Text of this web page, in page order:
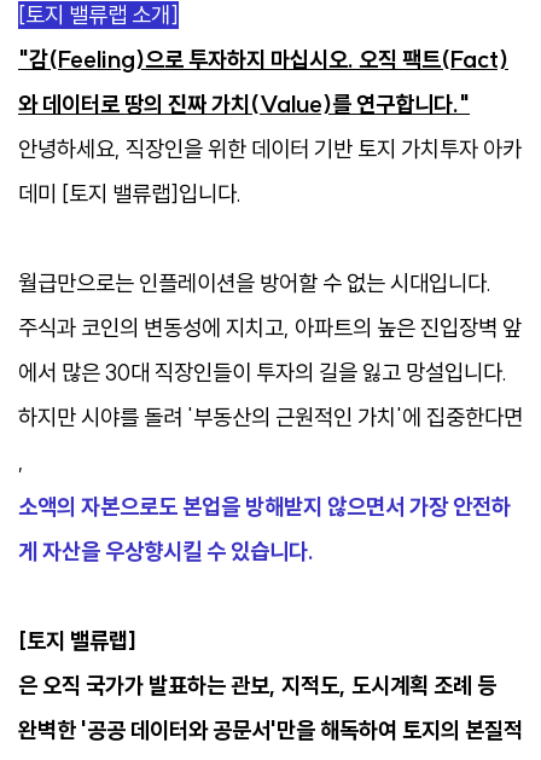
[토지 밸류랩 소개]
"감(Feeling)으로 투자하지 마십시오. 오직 팩트(Fact)
와 데이터로 땅의 진짜 가치(Value)를 연구합니다."
안녕하세요, 직장인을 위한 데이터 기반 토지 가치투자 아카
데미 [토지 밸류랩]입니다.
월급만으로는 인플레이션을 방어할 수 없는 시대입니다.
주식과 코인의 변동성에 지치고, 아파트의 높은 진입장벽 앞
에서 많은 30대 직장인들이 투자의 길을 잃고 망설입니다.
하지만 시야를 돌려 '부동산의 근원적인 가치'에 집중한다면
,
소액의 자본으로도 본업을 방해받지 않으면서 가장 안전하
게 자산을 우상향시킬 수 있습니다.
[토지 밸류랩]
은 오직 국가가 발표하는 관보, 지적도, 도시계획 조례 등
완벽한 '공공 데이터와 공문서'만을 해독하여 토지의 본질적